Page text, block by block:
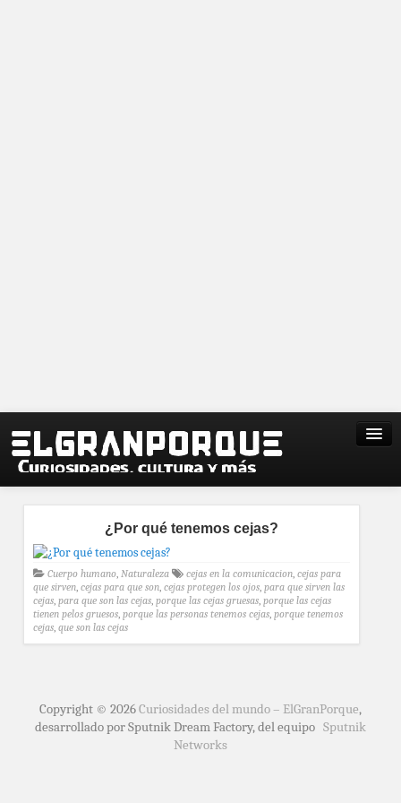
¿Por qué tenemos cejas?
Cuerpo humano, Naturaleza cejas en la comunicacion, cejas para
que sirven, cejas para que son, cejas protegen los ojos, para que sirven las
cejas, para que son las cejas, porque las cejas gruesas, porque las cejas
tienen pelos gruesos, porque las personas tenemos cejas, porque tenemos
cejas, que son las cejas
Copyright © 2026Curiosidades del mundo – ElGranPorque,
desarrollado por Sputnik Dream Factory, del equipo Sputnik
Networks